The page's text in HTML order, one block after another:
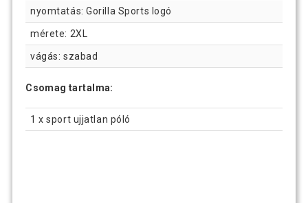
nyomtatás: Gorilla Sports logó
mérete: 2XL
vágás: szabad
Csomag tartalma:
1 x sport ujjatlan póló